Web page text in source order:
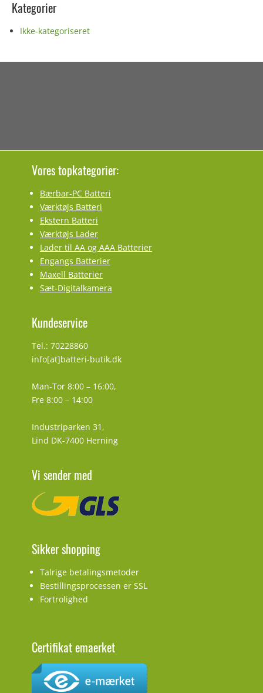
Kategorier
Ikke-kategoriseret
Vores topkategorier:
Bærbar-PC Batteri
Værktøjs Batteri
Ekstern Batteri
Værktøjs Lader
Lader til AA og AAA Batterier
Engangs Batterier
Maxell Batterier
Sæt-Digitalkamera
Kundeservice
Tel.: 70228860
info[at]batteri-butik.dk
Man-Tor 8:00 – 16:00,
Fre 8:00 – 14:00
Industriparken 31,
Lind DK-7400 Herning
Vi sender med
Sikker shopping
Talrige betalingsmetoder
Bestillingsprocessen er SSL
Fortrolighed
Certifikat emaerket